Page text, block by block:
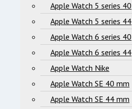
Apple Watch 5 series 40
Apple Watch 5 series 44
Apple Watch 6 series 40
Apple Watch 6 series 44
Apple Watch Nike
Apple Watch SE 40 mm
Apple Watch SE 44 mm